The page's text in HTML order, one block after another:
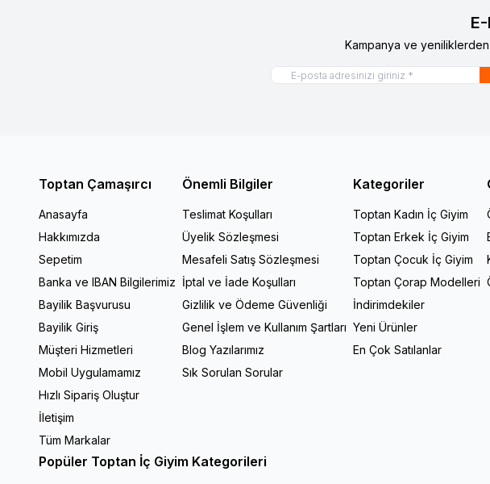
Kampanya ve
Toptan Çamaşırcı
Anasayfa
Hakkımızda
Sepetim
Banka ve IBAN Bilgilerimiz
Bayilik Başvurusu
Bayilik Giriş
Müşteri Hizmetleri
Mobil Uygulamamız
Hızlı Sipariş Oluştur
İletişim
Tüm Markalar
Önemli Bilgiler
Teslimat Koşulları
Üyelik Sözleşmesi
Mesafeli Satış Sözleşmesi
İptal ve İade Koşulları
Gizlilik ve Ödeme Güvenliği
Genel İşlem ve Kullanım Şartları
Blog Yazılarımız
Sık Sorulan Sorular
Kategoriler
Toptan Kadın İç Giyim
Toptan Erkek İç Giyim
Toptan Çocuk İç Giyim
Toptan Çorap Modelleri
İndirimdekiler
Yeni Ürünler
En Çok Satılanlar
Popüler Toptan İç Giyim Kategorileri